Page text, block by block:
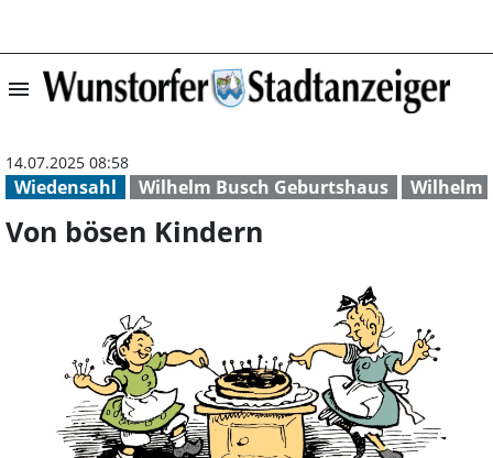
menu Von bösen
Wiedensahl Wilhelm Busch Geburtshaus Wilhelm
14.07.2025 08:58
Von bösen Kindern